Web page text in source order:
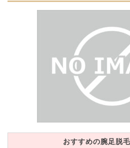
おすすめの腕足脱